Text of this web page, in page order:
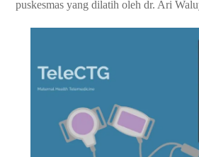
puskesmas yang dilatih oleh dr. Ari